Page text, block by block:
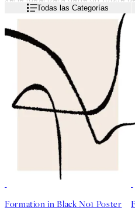
láminas en tonos de verde
Leer másTodas las Categorías
Formation in Black No1 Poster